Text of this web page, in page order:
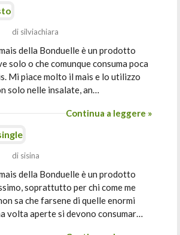
di silviachiara
della Bonduelle è un prodotto
solo o che comunque consuma poca
Mi piace molto il mais e lo utilizzo
solo nelle insalate, an…
Continua a leggere »
di sisina
della Bonduelle è un prodotto
soprattutto per chi come me
sa che farsene di quelle enormi
volta aperte si devono consumar…